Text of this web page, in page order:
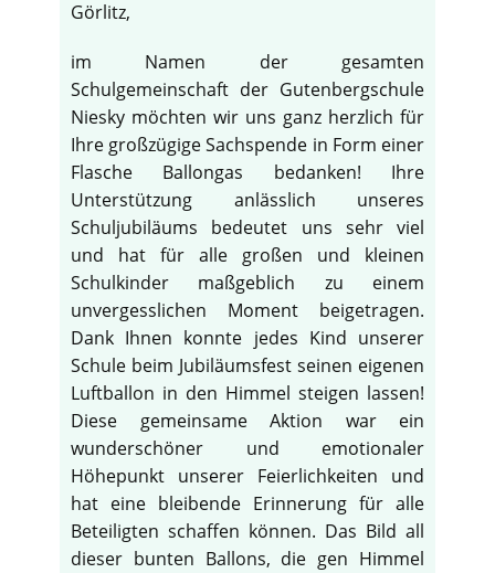
Görlitz,
im Namen der gesamten
Schulgemeinschaft der Gutenbergschule
Niesky möchten wir uns ganz herzlich für
Ihre großzügige Sachspende in Form einer
Flasche Ballongas bedanken! Ihre
Unterstützung anlässlich unseres
Schuljubiläums bedeutet uns sehr viel
und hat für alle großen und kleinen
Schulkinder maßgeblich zu einem
unvergesslichen Moment beigetragen.
Dank Ihnen konnte jedes Kind unserer
Schule beim Jubiläumsfest seinen eigenen
Luftballon in den Himmel steigen lassen!
Diese gemeinsame Aktion war ein
wunderschöner und emotionaler
Höhepunkt unserer Feierlichkeiten und
hat eine bleibende Erinnerung für alle
Beteiligten schaffen können. Das Bild all
dieser bunten Ballons, die gen Himmel